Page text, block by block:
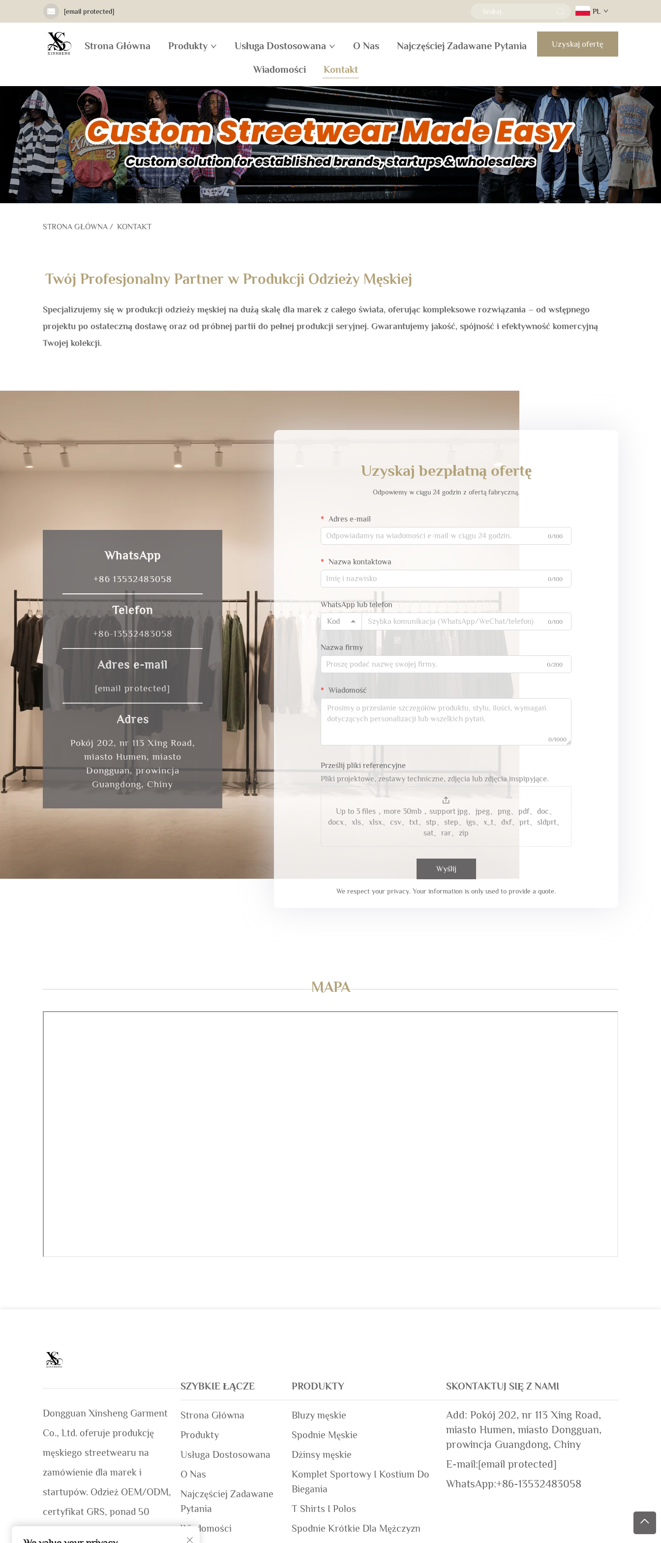
[email protected] PL
Strona Główna Produkty Usługa Dostosowana O Nas Najczęściej Zadawane Pytania
Wiadomości Kontakt
Uzyskaj ofertę
STRONA GŁÓWNA/ KONTAKT
Twój Profesjonalny Partner w Produkcji Odzieży Męskiej
Specjalizujemy się w produkcji odzieży męskiej na dużą skalę dla marek z całego świata, oferując kompleksowe rozwiązania – od wstępnego
projektu po ostateczną dostawę oraz od próbnej partii do pełnej produkcji seryjnej. Gwarantujemy jakość, spójność i efektywność komercyjną
Twojej kolekcji.
WhatsApp
+86 13532483058
Telefon
+86-13532483058
Adres e-mail
[email protected]
Adres
Pokój 202, nr 113 Xing Road,
miasto Humen, miasto
Dongguan, prowincja
Guangdong, Chiny
Uzyskaj bezpłatną ofertę
Odpowiemy w ciągu 24 godzin z ofertą fabryczną.
Adres e-mail
0/100
Nazwa kontaktowa
0/100
WhatsApp lub telefon
Kod
0/100
Nazwa firmy
0/200
Wiadomość
0/1000
Prześlij pliki referencyjne
Pliki projektowe, zestawy techniczne, zdjęcia lub zdjęcia inspiруjące.
Up to 3 files，more 30mb，support jpg、jpeg、png、pdf、doc、
docx、xls、xlsx、csv、txt、stp、step、igs、x_t、dxf、prt、sldprt、
sat、rar、zip
Wyślij
We respect your privacy. Your information is only used to provide a quote.
MAPA
Dongguan Xinsheng Garment
Co., Ltd. oferuje produkcję
męskiego streetwearu na
zamówienie dla marek i
startupów. Odzież OEM/ODM,
certyfikat GRS, ponad 50
SZYBKIE ŁĄCZE
Strona Główna
Produkty
Usługa Dostosowana
O Nas
Najczęściej Zadawane
Pytania
Wiadomości
PRODUKTY
Bluzy męskie
Spodnie Męskie
Dżinsy męskie
Komplet Sportowy I Kostium Do
Biegania
T Shirts I Polos
Spodnie Krótkie Dla Mężczyzn
SKONTAKTUJ SIĘ Z NAMI
Add: Pokój 202, nr 113 Xing Road,
miasto Humen, miasto Dongguan,
prowincja Guangdong, Chiny
E-mail:[email protected]
WhatsApp:+86-13532483058